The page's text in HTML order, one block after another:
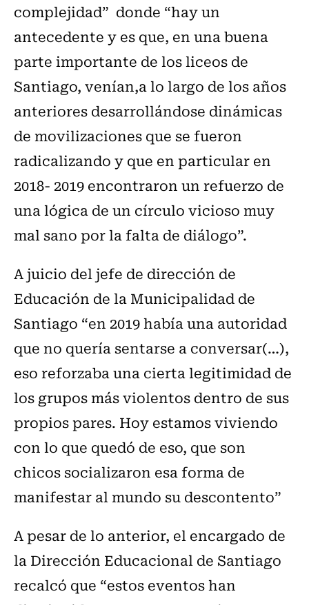
complejidad” donde “hay un
antecedente y es que, en una buena
parte importante de los liceos de
Santiago, venían,a lo largo de los años
anteriores desarrollándose dinámicas
de movilizaciones que se fueron
radicalizando y que en particular en
2018- 2019 encontraron un refuerzo de
una lógica de un círculo vicioso muy
mal sano por la falta de diálogo”.
A juicio del jefe de dirección de
Educación de la Municipalidad de
Santiago “en 2019 había una autoridad
que no quería sentarse a conversar(…),
eso reforzaba una cierta legitimidad de
los grupos más violentos dentro de sus
propios pares. Hoy estamos viviendo
con lo que quedó de eso, que son
chicos socializaron esa forma de
manifestar al mundo su descontento”
A pesar de lo anterior, el encargado de
la Dirección Educacional de Santiago
recalcó que “estos eventos han